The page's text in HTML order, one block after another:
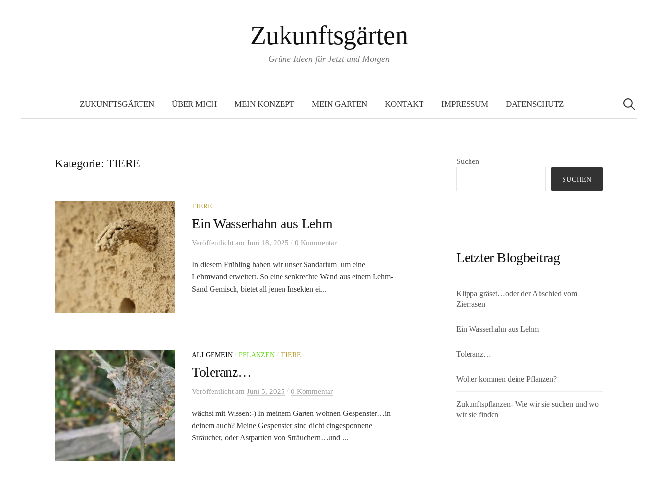
Zukunftsgärten
Grüne Ideen für Jetzt und Morgen
ZUKUNFTSGÄRTEN ÜBER MICH MEIN KONZEPT MEIN GARTEN KONTAKT IMPRESSUM DATENSCHUTZ
Suchen
nach:
Kategorie:TIERE
TIERE
Ein Wasserhahn aus Lehm
Veröffentlicht am Juni 18, 2025 / 0 Kommentar
In diesem Frühling haben wir unser Sandarium um eine
Lehmwand erweitert. So eine senkrechte Wand aus einem Lehm-
Sand Gemisch, bietet all jenen Insekten ei...
ALLGEMEIN / PFLANZEN / TIERE
Toleranz…
Veröffentlicht am Juni 5, 2025 / 0 Kommentar
wächst mit Wissen:-) In meinem Garten wohnen Gespenster…in
deinem auch? Meine Gespenster sind dicht eingesponnene
Sträucher, oder Astpartien von Sträuchern…und ...
Suchen
SUCHEN
Letzter Blogbeitrag
Klippa gräset…oder der Abschied vom
Zierrasen
Ein Wasserhahn aus Lehm
Toleranz…
Woher kommen deine Pflanzen?
Zukunftspflanzen- Wie wir sie suchen und wo
wir sie finden